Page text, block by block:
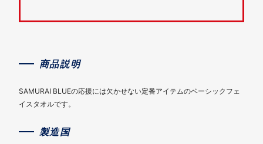
商品説明
SAMURAI BLUEの応援には欠かせない定番アイテムのベーシックフェ
イスタオルです。
製造国